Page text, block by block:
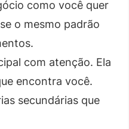
como você quer
o mesmo padrão
com atenção. Ela
encontra você.
secundárias que